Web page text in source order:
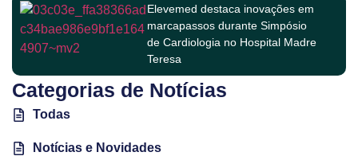
Elevemed destaca inovações em
marcapassos durante Simpósio
de Cardiologia no Hospital Madre
Teresa
Categorias de Notícias
Todas
Notícias e Novidades